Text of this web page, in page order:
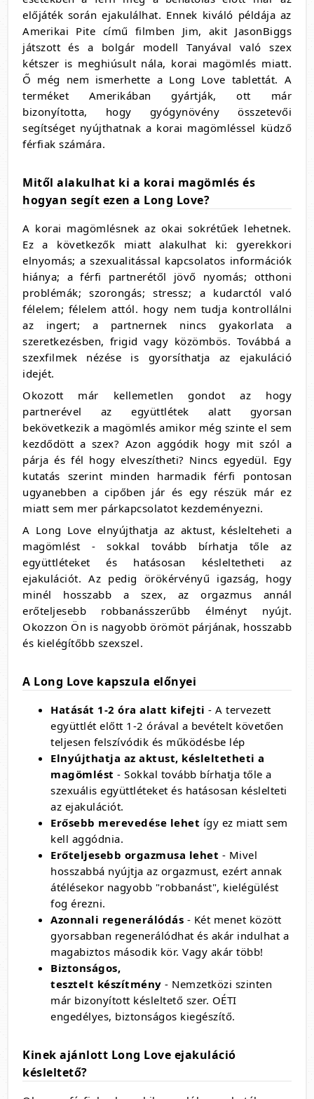
előjáték során ejakulálhat. Ennek kiváló példája az
Amerikai Pite című filmben Jim, akit JasonBiggs
játszott és a bolgár modell Tanyával való szex
kétszer is meghiúsult nála, korai magömlés miatt.
Ő még nem ismerhette a Long Love tablettát. A
terméket Amerikában gyártják, ott már
bizonyította, hogy gyógynövény összetevői
segítséget nyújthatnak a korai magömléssel küdző
férfiak számára.
Mitől alakulhat ki a korai magömlés és
hogyan segít ezen a Long Love?
A korai magömlésnek az okai sokrétűek lehetnek.
Ez a következők miatt alakulhat ki: gyerekkori
elnyomás; a szexualitással kapcsolatos információk
hiánya; a férfi partnerétől jövő nyomás; otthoni
problémák; szorongás; stressz; a kudarctól való
félelem; félelem attól. hogy nem tudja kontrollálni
az ingert; a partnernek nincs gyakorlata a
szeretkezésben, frigid vagy közömbös. Továbbá a
szexfilmek nézése is gyorsíthatja az ejakuláció
idejét.
Okozott már kellemetlen gondot az hogy
partnerével az együttlétek alatt gyorsan
bekövetkezik a magömlés amikor még szinte el sem
kezdődött a szex? Azon aggódik hogy mit szól a
párja és fél hogy elveszítheti? Nincs egyedül. Egy
kutatás szerint minden harmadik férfi pontosan
ugyanebben a cipőben jár és egy részük már ez
miatt sem mer párkapcsolatot kezdeményezni.
A Long Love elnyújthatja az aktust, késlelteheti a
magömlést - sokkal tovább bírhatja tőle az
együttléteket és hatásosan késleltetheti az
ejakulációt. Az pedig örökérvényű igazság, hogy
minél hosszabb a szex, az orgazmus annál
erőteljesebb robbanásszerűbb élményt nyújt.
Okozzon Ön is nagyobb örömöt párjának, hosszabb
és kielégítőbb szexszel.
A Long Love kapszula előnyei
Hatását 1-2 óra alatt kifejti - A tervezett
együttlét előtt 1-2 órával a bevételt követően
teljesen felszívódik és működésbe lép
Elnyújthatja az aktust, késleltetheti a
magömlést - Sokkal tovább bírhatja tőle a
szexuális együttléteket és hatásosan késlelteti
az ejakulációt.
Erősebb merevedése lehet így ez miatt sem
kell aggódnia.
Erőteljesebb orgazmusa lehet - Mivel
hosszabbá nyújtja az orgazmust, ezért annak
átélésekor nagyobb "robbanást", kielégülést
fog érezni.
Azonnali regenerálódás - Két menet között
gyorsabban regenerálódhat és akár indulhat a
magabiztos második kör. Vagy akár több!
Biztonságos,
tesztelt készítmény - Nemzetközi szinten
már bizonyított késleltető szer. OÉTI
engedélyes, biztonságos kiegészítő.
Kinek ajánlott Long Love ejakuláció
késleltető?